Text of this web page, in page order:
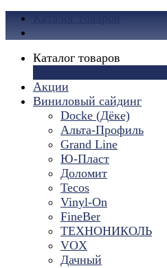
Каталог товаров
Акции
Виниловый сайдинг
Docke (Дёке)
Альта-Профиль
Grand Line
Ю-Пласт
Доломит
Tecos
Vinyl-On
FineBer
ТЕХНОНИКОЛЬ
VOX
Дачный